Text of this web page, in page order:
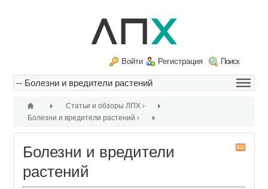
Поиск
Войти Регистрация
Статьи и обзоры ЛПХ ›
Болезни и вредители растений ›
Болезни и вредители
растений